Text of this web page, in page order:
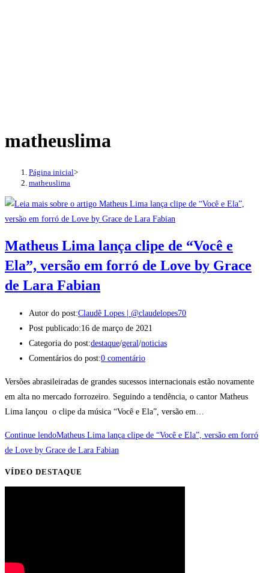
matheuslima
Página inicial>
matheuslima
Matheus Lima lança clipe de “Você e
Ela”, versão em forró de Love by Grace
de Lara Fabian
Autor do post:Claudê Lopes | @claudelopes70
Post publicado:16 de março de 2021
Categoria do post:destaque/geral/noticias
Comentários do post:0 comentário
Versões abrasileiradas de grandes sucessos internacionais estão novamente
em alta no mercado forrozeiro. Seguindo a tendência, o cantor Matheus
Lima lançou o clipe da música “Você e Ela”, versão em…
Continue lendoMatheus Lima lança clipe de “Você e Ela”, versão em forró
de Love by Grace de Lara Fabian
VÍDEO DESTAQUE